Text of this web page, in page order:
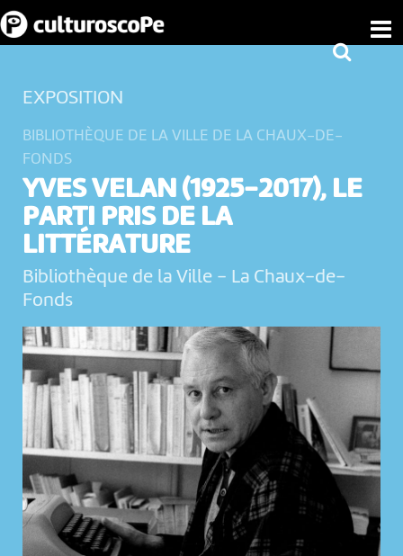
EXPOSITION
BIBLIOTHÈQUE DE LA VILLE DE LA CHAUX-DE-
FONDS
YVES VELAN (1925-2017), LE
PARTI PRIS DE LA
LITTÉRATURE
Bibliothèque de la Ville - La Chaux-de-
Fonds